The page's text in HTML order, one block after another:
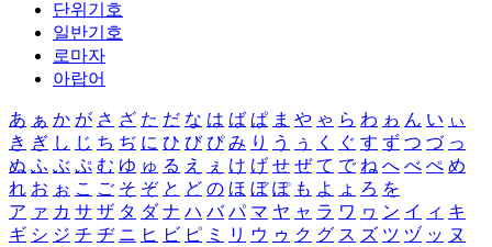
단위기호
일반기호
로마자
아랍어
あ ぁ か が さ ざ た だ な は ば ぱ ま や ゃ ら わ ゎ ん い ぃ
き ぎ し じ ち ぢ に ひ び ぴ み り う ぅ く ぐ す ず つ づ っ
ぬ ふ ぶ ぷ む ゆ ゅ る え ぇ け げ せ ぜ て で ね へ べ ぺ め
れ お ぉ こ ご そ ぞ と ど の ほ ぼ ぽ も よ ょ ろ を
ア ァ カ サ ザ タ ダ ナ ハ バ パ マ ヤ ャ ラ ワ ヮ ン イ ィ キ
ギ シ ジ チ ヂ ニ ヒ ビ ピ ミ リ ウ ゥ ク グ ス ズ ツ ヅ ッ ヌ